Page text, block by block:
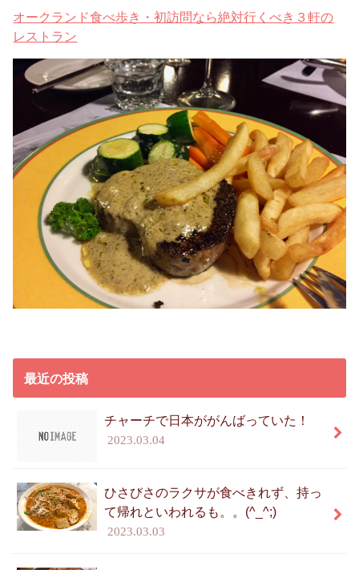
オークランド食べ歩き・初訪問なら絶対行くべき３軒の
レストラン
最近の投稿
チャーチで日本ががんばっていた！
2023.03.04
ひさびさのラクサが食べきれず、持っ
て帰れといわれるも。。(^_^;)
2023.03.03